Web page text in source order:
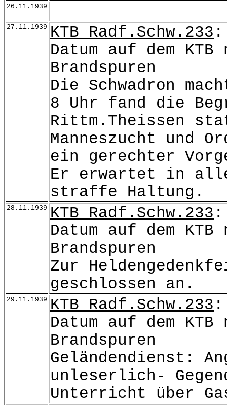
26.11.1939
27.11.1939 KTB Radf.Schw.233 :
Datum auf dem
Brandspuren
Die Schwadron
8 Uhr fand die
Rittm.Theissen
Manneszucht und
ein gerechter
Er erwartet in
straffe Haltung.
28.11.1939 KTB Radf.Schw.233 :
Datum auf dem
Brandspuren
Zur
geschlossen an.
29.11.1939 KTB Radf.Schw.233 :
Datum auf dem
Brandspuren
Geländendienst:
unleserlich-
Unterricht über